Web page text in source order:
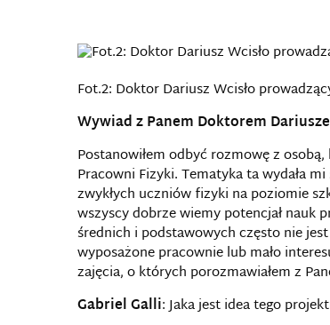
Fot.2: Doktor Dariusz Wcisło
Wywiad z Panem Doktorem
Postanowiłem odbyć rozmowę z
Pracowni Fizyki. Tematyka ta wydała
zwykłych uczniów fizyki na poziomie
wszyscy dobrze wiemy potencjał nauk
średnich i podstawowych często nie
wyposażone pracownie lub mało
zajęcia, o których porozmawiałem z
Gabriel Galli: Jaka jest idea tego